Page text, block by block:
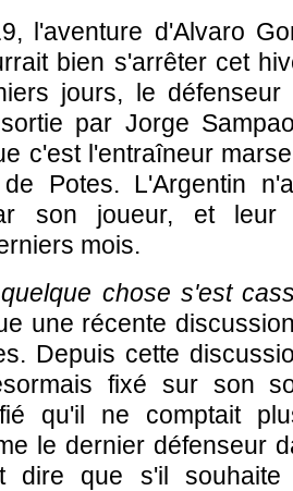
l'aventure d'Alvaro
bien s'arrêter cet
jours, le défenseur
par Jorge
c'est l'entraîneur
Potes. L'Argentin
son joueur, et leur
mois.
chose s'est
une récente
Depuis cette
fixé sur son
qu'il ne comptait
le dernier défenseur
dire que s'il